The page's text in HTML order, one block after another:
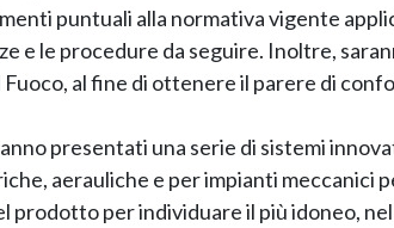
puntuali alla normativa vigente
e le procedure da seguire. Inoltre,
al fine di ottenere il parere di
presentati una serie di sistemi
aerauliche e per impianti meccanici
per individuare il più idoneo,